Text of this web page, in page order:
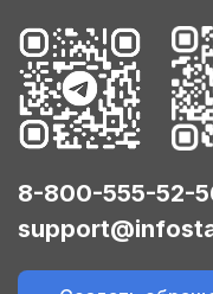
8-800-555-52-